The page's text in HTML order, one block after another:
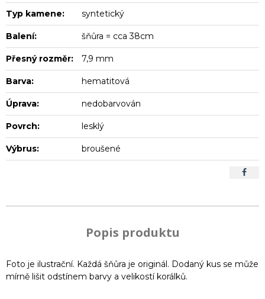
Typ kamene: syntetický
Balení: šňůra = cca 38cm
Přesný rozměr: 7,9 mm
Barva: hematitová
Úprava: nedobarvován
Povrch: lesklý
Výbrus: broušené
Popis produktu
Foto je ilustrační. Každá šňůra je originál. Dodaný kus se může
mírně lišit odstínem barvy a velikostí korálků.